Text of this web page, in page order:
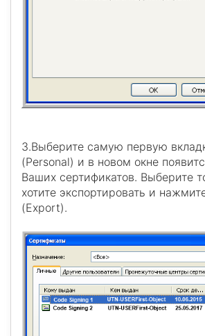
3.Выберите самую первую
(Personal) и в новом окне
Ваших сертификатов. Выберите
хотите экспортировать и
(Export).